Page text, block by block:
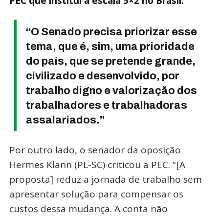
“O Senado precisa priorizar esse
tema, que é, sim, uma prioridade
do país, que se pretende grande,
civilizado e desenvolvido, por
trabalho digno e valorização dos
trabalhadores e trabalhadoras
assalariados.”
Por outro lado, o senador da oposição
Hermes Klann (PL-SC) criticou a PEC. “[A
proposta] reduz a jornada de trabalho sem
apresentar solução para compensar os
custos dessa mudança. A conta não